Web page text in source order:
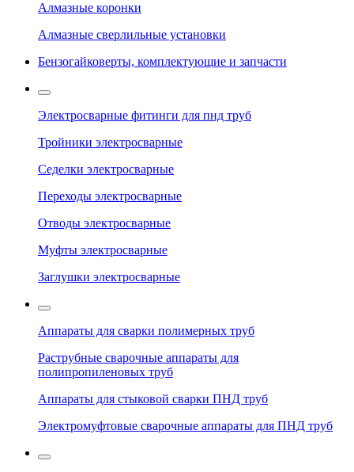
Алмазные коронки
Алмазные сверлильные установки
Бензогайковерты, комплектующие и запчасти
Электросварные фитинги для пнд труб
Тройники электросварные
Седелки электросварные
Переходы электросварные
Отводы электросварные
Муфты электросварные
Заглушки электросварные
Аппараты для сварки полимерных труб
Раструбные сварочные аппараты для
полипропиленовых труб
Аппараты для стыковой сварки ПНД труб
Электромуфтовые сварочные аппараты для ПНД труб